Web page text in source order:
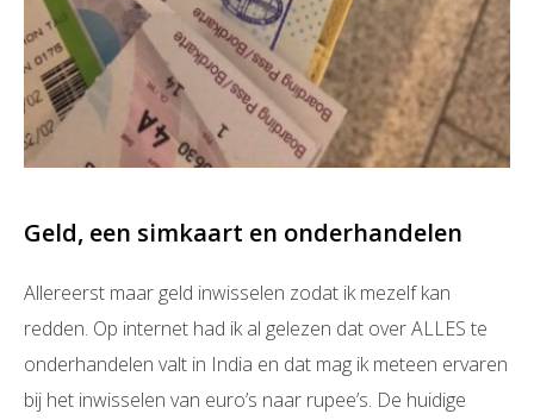
Geld, een simkaart en onderhandelen
Allereerst maar geld inwisselen zodat ik mezelf kan
redden. Op internet had ik al gelezen dat over ALLES te
onderhandelen valt in India en dat mag ik meteen ervaren
bij het inwisselen van euro’s naar rupee’s. De huidige